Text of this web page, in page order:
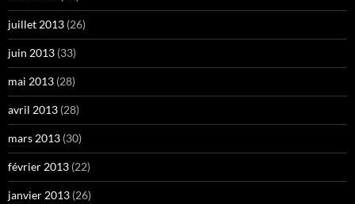
juillet 2013 (26)
juin 2013 (33)
mai 2013 (28)
avril 2013 (28)
mars 2013 (30)
février 2013 (22)
janvier 2013 (26)